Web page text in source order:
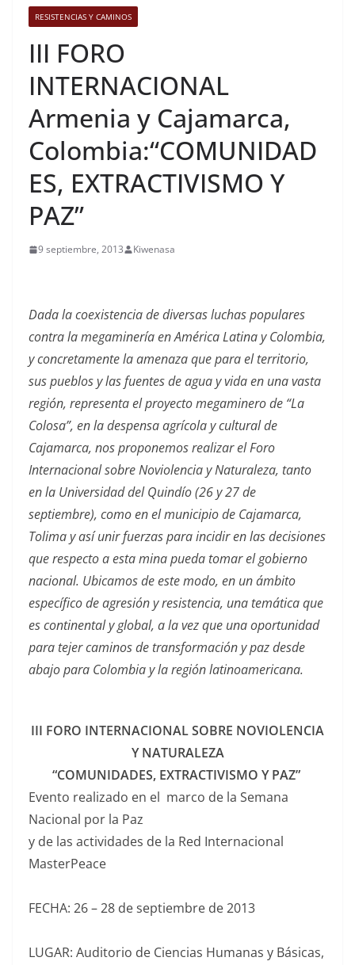
RESISTENCIAS Y CAMINOS
III FORO
INTERNACIONAL
Armenia y Cajamarca,
Colombia:“COMUNIDAD
ES, EXTRACTIVISMO Y
PAZ”
9 septiembre, 2013 Kiwenasa
Dada la coexistencia de diversas luchas populares
contra la megaminería en América Latina y Colombia,
y concretamente la amenaza que para el territorio,
sus pueblos y las fuentes de agua y vida en una vasta
región, representa el proyecto megaminero de “La
Colosa”, en la despensa agrícola y cultural de
Cajamarca, nos proponemos realizar el Foro
Internacional sobre Noviolencia y Naturaleza, tanto
en la Universidad del Quindío (26 y 27 de
septiembre), como en el municipio de Cajamarca,
Tolima y así unir fuerzas para incidir en las decisiones
que respecto a esta mina pueda tomar el gobierno
nacional. Ubicamos de este modo, en un ámbito
específico de agresión y resistencia, una temática que
es continental y global, a la vez que una oportunidad
para tejer caminos de transformación y paz desde
abajo para Colombia y la región latinoamericana.
III FORO INTERNACIONAL SOBRE NOVIOLENCIA
Y NATURALEZA
“COMUNIDADES, EXTRACTIVISMO Y PAZ”
Evento realizado en el marco de la Semana
Nacional por la Paz
y de las actividades de la Red Internacional
MasterPeace
FECHA: 26 – 28 de septiembre de 2013
LUGAR: Auditorio de Ciencias Humanas y Básicas,